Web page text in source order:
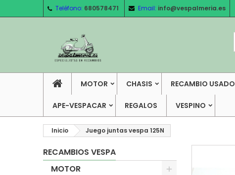
Teléfono: 680578471 Email: info@vespalmeria.es
MOTOR CHASIS RECAMBIO USADO
APE-VESPACAR REGALOS VESPINO
Inicio Juego juntas vespa 125N
RECAMBIOS VESPA
MOTOR